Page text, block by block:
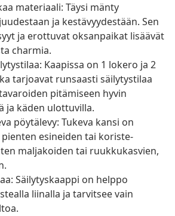
materiaali: Täysi mänty
ja kestävyydestään. Sen
ja erottuvat oksanpaikat lisäävät
charmia.
Kaapissa on 1 lokero ja 2
tarjoavat runsaasti säilytystilaa
pitämiseen hyvin
ja käden ulottuvilla.
pöytälevy: Tukeva kansi on
esineiden tai koriste-
maljakoiden tai ruukkukasvien,
Säilytyskaappi on helppo
liinalla ja tarvitsee vain